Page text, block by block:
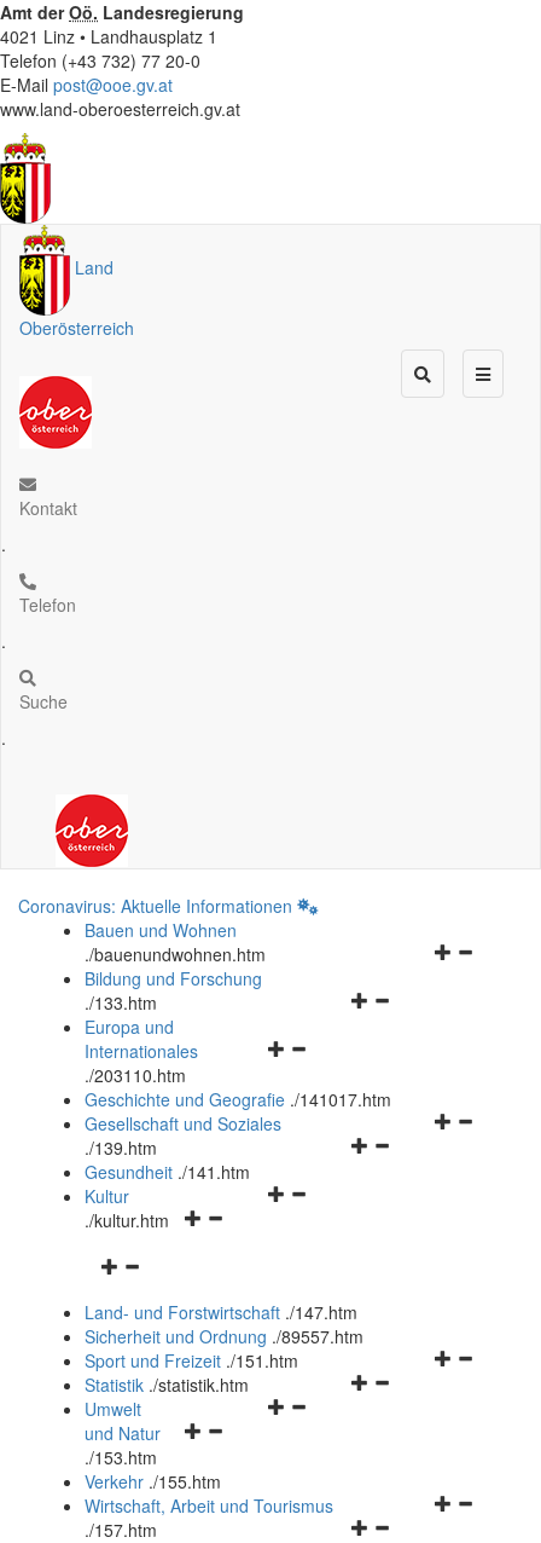
Amt derOö. Landesregierung
4021 Linz • Landhausplatz 1
Telefon (+43 732) 77 20-0
E-Mail post@ooe.gv.at
www.land-oberoesterreich.gv.at
Land
Oberösterreich
Kontakt
.
Telefon
.
Suche
.
Coronavirus: Aktuelle Informationen
Bauen und Wohnen
./bauenundwohnen.htm
Navigationsmenü
Bildung und Forschung
./133.htm
Navigationsmenü
und
schließen
Europa und
Internationales
./203110.htm
Geschichte und Geografie ./141017.htm
Navigationsmenü
Gesellschaft und Soziales
./139.htm
Navigationsmenü
Gesundheit ./141.htm
Navigationsmenü
Kultur
./kultur.htm
Navigationsmenü
und
schließen
Land- und Forstwirtschaft ./147.htm
Sicherheit und Ordnung ./89557.htm
Navigationsmenü
Sport und Freizeit ./151.htm
Navigationsmenü
Statistik ./statistik.htm
Navigationsmenü
und
schließen
Umwelt
und Natur
./153.htm
Verkehr ./155.htm
Navigationsmenü
Wirtschaft, Arbeit und Tourismus
./157.htm